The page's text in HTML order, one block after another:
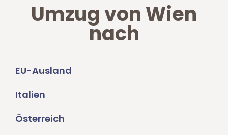
Umzug von Wien
nach
EU-Ausland
Italien
Österreich